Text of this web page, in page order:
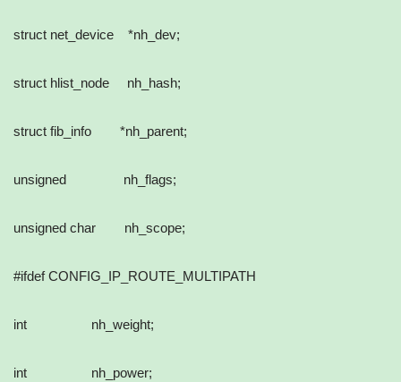
struct net_device *nh_dev;
struct hlist_node nh_hash;
struct fib_info *nh_parent;
unsigned nh_flags;
unsigned char nh_scope;
#ifdef CONFIG_IP_ROUTE_MULTIPATH
int nh_weight;
int nh_power;